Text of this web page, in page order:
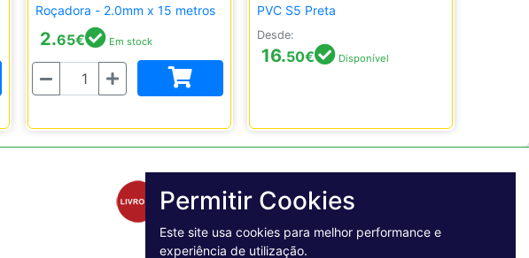
Roçadora - 2.0mm x 15 metros
2.65€ Em stock
Quantidade
PVC S5 Preta
Desde:
16.50€ Disponível
Permitir Cookies
Este site usa cookies para melhor performance e
experiência de utilização.